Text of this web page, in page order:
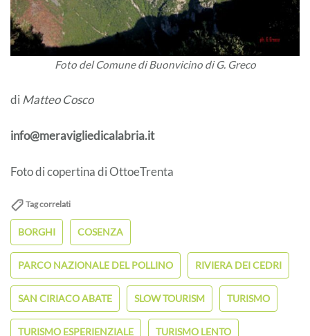
Foto del Comune di Buonvicino di G. Greco
di Matteo Cosco
info@meravigliedicalabria.it
Foto di copertina di OttoeTrenta
Tag correlati
BORGHI COSENZA
PARCO NAZIONALE DEL POLLINO RIVIERA DEI CEDRI
SAN CIRIACO ABATE SLOW TOURISM TURISMO
TURISMO ESPERIENZIALE TURISMO LENTO